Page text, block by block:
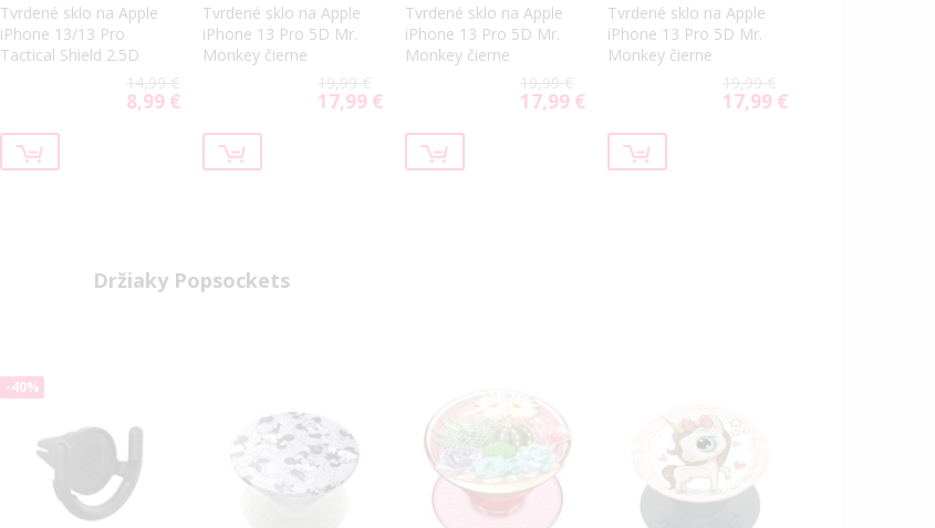
Tvrdené sklo na Apple
iPhone 13/13 Pro
Tactical Shield 2.5D
14,99 €
Special
8,99 €
Tvrdené sklo na Apple
iPhone 13 Pro 5D Mr.
Monkey čierne
19,99 €
Special
17,99 €
Tvrdené sklo na Apple
iPhone 13 Pro 5D Mr.
Monkey čierne
19,99 €
Special
17,99 €
Tvrdené sklo na Apple
iPhone 13 Pro 5D Mr.
Monkey čierne
19,99 €
Special
17,99 €
Držiaky Popsockets
-40%